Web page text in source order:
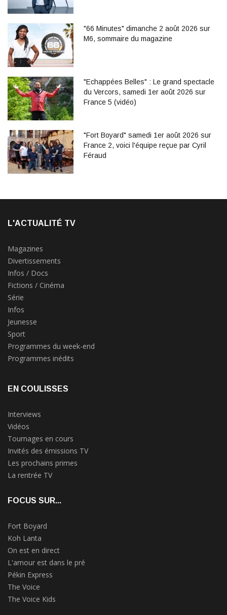
"66 Minutes" dimanche 2 août 2026 sur
M6, sommaire du magazine
"Echappées Belles" : Le grand spectacle
du Vercors, samedi 1er août 2026 sur
France 5 (vidéo)
"Fort Boyard" samedi 1er août 2026 sur
France 2, voici l'équipe reçue par Cyril
Féraud
L'ACTUALITÉ TV
Magazines
Divertissements
Infos / Docs
Fictions / Cinéma
Série
Infos
Jeunesse
Sport
Programmes du week-end
Programmes inédits
EN COULISSES
Interviews
Vidéos
Tournages en cours
Invités des émissions TV
Les prochains primes
La rentrée TV
FOCUS SUR...
Fort Boyard
Koh Lanta
On est en direct
L'amour est dans le pré
Pékin Express
The Voice
The Voice Kids